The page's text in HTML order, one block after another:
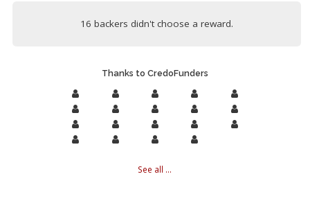
16 backers didn't choose a reward.
Thanks to CredoFunders
See all ...